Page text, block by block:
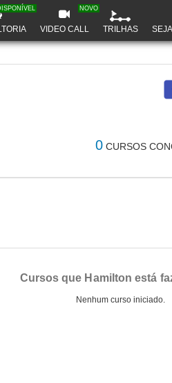
VIDEO CALL
NOVO
TRILHAS
0 CURSOS
Cursos que Hamilton está
Nenhum curso iniciado.